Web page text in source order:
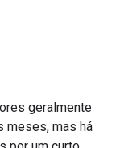
geralmente
meses, mas há